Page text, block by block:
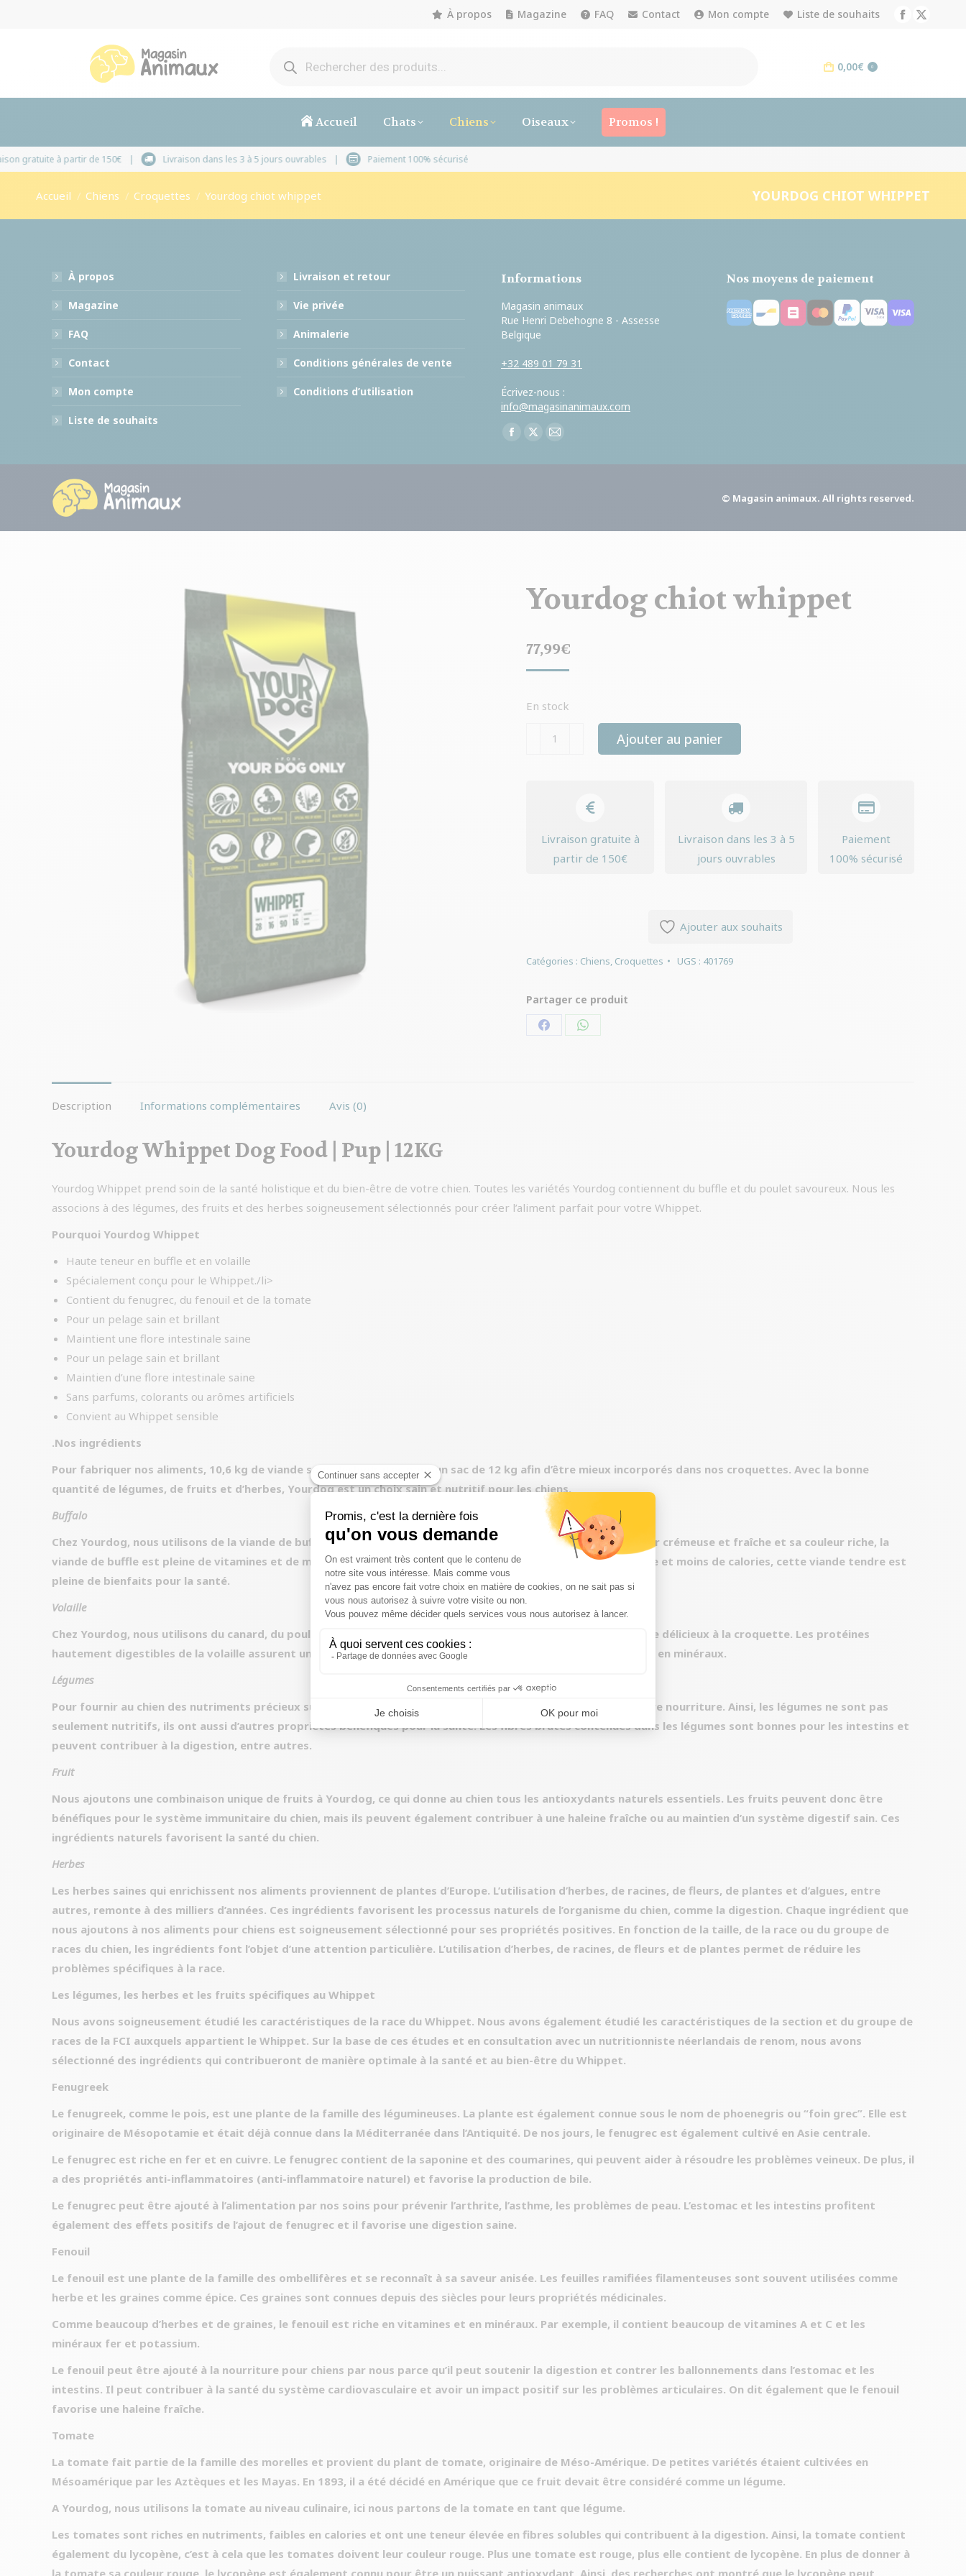
À propos Magazine FAQ Contact Mon compte Liste de souhaits
Facebook
X
0,00€ 0
Accueil Chats Chiens Oiseaux Promos !
Livraison gratuite à partir de 150€ Livraison dans les 3 à 5 jours ouvrables Paiement 100% sécurisé
Vous êtes ici :
Accueil Chiens Croquettes Yourdog chiot whippet YOURDOG CHIOT WHIPPET
Yourdog chiot whippet
77,99€
En stock
quantité
Ajouter au panier
Livraison gratuite à
partir de 150€
Livraison dans les 3 à 5
jours ouvrables
Paiement
100% sécurisé
Ajouter aux souhaits
Catégories : Chiens, Croquettes UGS : 401769
Partager ce produit
PartagerPartager
Description Informations complémentaires Avis (0)
Yourdog Whippet Dog Food | Pup | 12KG
Yourdog Whippet prend soin de la santé holistique et du bien-être de votre chien. Toutes les variétés Yourdog contiennent du buffle et du poulet savoureux. Nous les
associons à des légumes, des fruits et des herbes soigneusement sélectionnés pour créer l’aliment parfait pour votre Whippet.
Pourquoi Yourdog Whippet
Haute teneur en buffle et en volaille
Spécialement conçu pour le Whippet./li>
Contient du fenugrec, du fenouil et de la tomate
Pour un pelage sain et brillant
Maintient une flore intestinale saine
Pour un pelage sain et brillant
Maintien d’une flore intestinale saine
Sans parfums, colorants ou arômes artificiels
Convient au Whippet sensible
.Nos ingrédients
Pour fabriquer nos aliments, 10,6 kg de viande sont déshydratés pour un sac de 12 kg afin d’être mieux incorporés dans nos croquettes. Avec la bonne
quantité de légumes, de fruits et d’herbes, Yourdog est un choix sain et nutritif pour les chiens.
Buffalo
Chez Yourdog, nous utilisons de la viande de buffles élevés en liberté et nourris à l’herbe. Connue pour sa saveur crémeuse et fraîche et sa couleur riche, la
viande de buffle est pleine de vitamines et de minéraux. Avec une teneur en cholestérol et en graisse plus faible et moins de calories, cette viande tendre est
pleine de bienfaits pour la santé.
Volaille
Chez Yourdog, nous utilisons du canard, du poulet et de la dinde qui, ensemble, donnent une saveur et un arôme délicieux à la croquette. Les protéines
hautement digestibles de la volaille assurent une bonne construction musculaire et sont riches en vitamines et en minéraux.
Légumes
Pour fournir au chien des nutriments précieux supplémentaires, des légumes super sains ont été ajoutés à notre nourriture. Ainsi, les légumes ne sont pas
seulement nutritifs, ils ont aussi d’autres propriétés bénéfiques pour la santé. Les fibres brutes contenues dans les légumes sont bonnes pour les intestins et
peuvent contribuer à la digestion, entre autres.
Fruit
Nous ajoutons une combinaison unique de fruits à Yourdog, ce qui donne au chien tous les antioxydants naturels essentiels. Les fruits peuvent donc être
bénéfiques pour le système immunitaire du chien, mais ils peuvent également contribuer à une haleine fraîche ou au maintien d’un système digestif sain. Ces
ingrédients naturels favorisent la santé du chien.
Herbes
Les herbes saines qui enrichissent nos aliments proviennent de plantes d’Europe. L’utilisation d’herbes, de racines, de fleurs, de plantes et d’algues, entre
autres, remonte à des milliers d’années. Ces ingrédients favorisent les processus naturels de l’organisme du chien, comme la digestion. Chaque ingrédient que
nous ajoutons à nos aliments pour chiens est soigneusement sélectionné pour ses propriétés positives. En fonction de la taille, de la race ou du groupe de
races du chien, les ingrédients font l’objet d’une attention particulière. L’utilisation d’herbes, de racines, de fleurs et de plantes permet de réduire les
problèmes spécifiques à la race.
Les légumes, les herbes et les fruits spécifiques au Whippet
Nous avons soigneusement étudié les caractéristiques de la race du Whippet. Nous avons également étudié les caractéristiques de la section et du groupe de
races de la FCI auxquels appartient le Whippet. Sur la base de ces études et en consultation avec un nutritionniste néerlandais de renom, nous avons
sélectionné des ingrédients qui contribueront de manière optimale à la santé et au bien-être du Whippet.
Fenugreek
Le fenugreek, comme le pois, est une plante de la famille des légumineuses. La plante est également connue sous le nom de phoenegris ou “foin grec”. Elle est
originaire de Mésopotamie et était déjà connue dans la Méditerranée dans l’Antiquité. De nos jours, le fenugrec est également cultivé en Asie centrale.
Le fenugrec est riche en fer et en cuivre. Le fenugrec contient de la saponine et des coumarines, qui peuvent aider à résoudre les problèmes veineux. De plus, il
a des propriétés anti-inflammatoires (anti-inflammatoire naturel) et favorise la production de bile.
Le fenugrec peut être ajouté à l’alimentation par nos soins pour prévenir l’arthrite, l’asthme, les problèmes de peau. L’estomac et les intestins profitent
également des effets positifs de l’ajout de fenugrec et il favorise une digestion saine.
Fenouil
Le fenouil est une plante de la famille des ombellifères et se reconnaît à sa saveur anisée. Les feuilles ramifiées filamenteuses sont souvent utilisées comme
herbe et les graines comme épice. Ces graines sont connues depuis des siècles pour leurs propriétés médicinales.
Comme beaucoup d’herbes et de graines, le fenouil est riche en vitamines et en minéraux. Par exemple, il contient beaucoup de vitamines A et C et les
minéraux fer et potassium.
Le fenouil peut être ajouté à la nourriture pour chiens par nous parce qu’il peut soutenir la digestion et contrer les ballonnements dans l’estomac et les
intestins. Il peut contribuer à la santé du système cardiovasculaire et avoir un impact positif sur les problèmes articulaires. On dit également que le fenouil
favorise une haleine fraîche.
Tomate
La tomate fait partie de la famille des morelles et provient du plant de tomate, originaire de Méso-Amérique. De petites variétés étaient cultivées en
Mésoamérique par les Aztèques et les Mayas. En 1893, il a été décidé en Amérique que ce fruit devait être considéré comme un légume.
A Yourdog, nous utilisons la tomate au niveau culinaire, ici nous partons de la tomate en tant que légume.
Les tomates sont riches en nutriments, faibles en calories et ont une teneur élevée en fibres solubles qui contribuent à la digestion. Ainsi, la tomate contient
également du lycopène, c’est à cela que les tomates doivent leur couleur rouge. Plus une tomate est rouge, plus elle contient de lycopène. En plus de donner à
la tomate sa couleur rouge, le lycopène est également connu pour être un puissant antioxydant. Ainsi, des recherches ont montré que le lycopène peut
À propos
Magazine
FAQ
Contact
Mon compte
Liste de souhaits
Livraison et retour
Vie privée
Animalerie
Conditions générales de vente
Conditions d’utilisation
Informations
Magasin animaux
Rue Henri Debehogne 8 - Assesse
Belgique
+32 489 01 79 31
Écrivez-nous :
info@magasinanimaux.com
Trouvez nous sur :
Facebook
window
X
window
E-
new
Nos moyens de paiement
© Magasin animaux. All rights reserved.